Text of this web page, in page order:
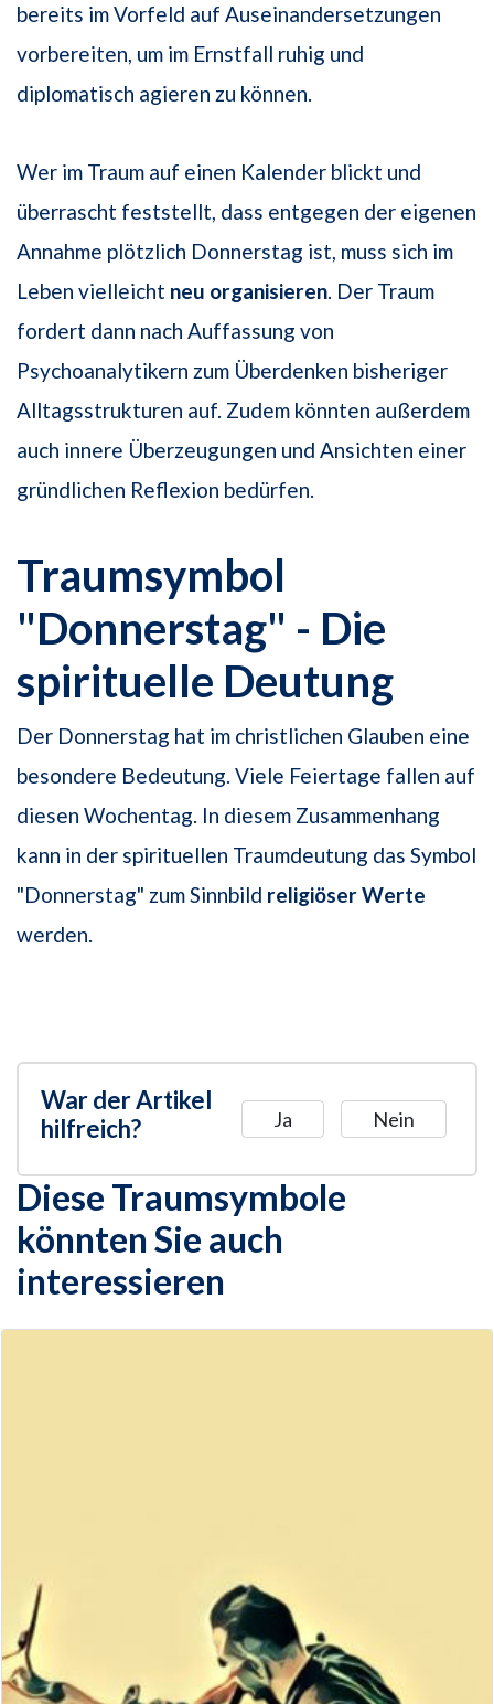
bereits im Vorfeld auf Auseinandersetzungen
vorbereiten, um im Ernstfall ruhig und
diplomatisch agieren zu können.
Wer im Traum auf einen Kalender blickt und
überrascht feststellt, dass entgegen der eigenen
Annahme plötzlich Donnerstag ist, muss sich im
Leben vielleicht neu organisieren. Der Traum
fordert dann nach Auffassung von
Psychoanalytikern zum Überdenken bisheriger
Alltagsstrukturen auf. Zudem könnten außerdem
auch innere Überzeugungen und Ansichten einer
gründlichen Reflexion bedürfen.
Traumsymbol
"Donnerstag" - Die
spirituelle Deutung
Der Donnerstag hat im christlichen Glauben eine
besondere Bedeutung. Viele Feiertage fallen auf
diesen Wochentag. In diesem Zusammenhang
kann in der spirituellen Traumdeutung das Symbol
"Donnerstag" zum Sinnbild religiöser Werte
werden.
War der Artikel
hilfreich?
Ja Nein
Diese Traumsymbole
könnten Sie auch
interessieren